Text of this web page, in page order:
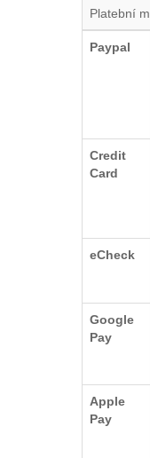
Platební
Paypal
Credit
Card
eCheck
Google
Pay
Apple
Pay